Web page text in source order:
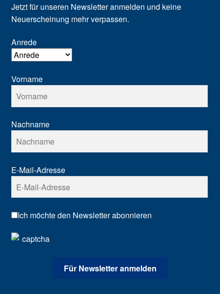
Jetzt für unseren Newsletter anmelden und keine
Neuerscheinung mehr verpassen.
Anrede
Vorname
Nachname
E-Mail-Adresse
Ich möchte den Newsletter abonnieren